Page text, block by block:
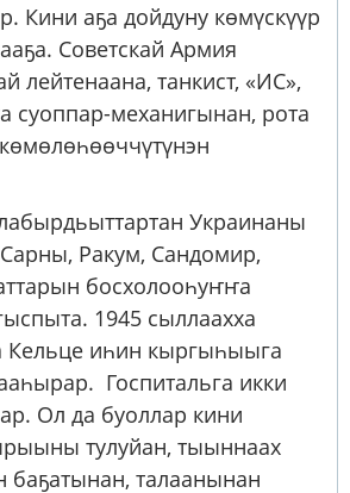
Кини аҕа дойдуну көмүскүүр
Советскай Армия
лейтенаана, танкист, «ИС»,
суоппар-механигынан, рота
Украинаны
Ракум, Сандомир,
босхолооһуҥҥа
1945 сыллаахха
Кельце иһин кыргыһыыга
Госпитальга икки
Ол да буоллар кини
тулуйан, тыыннаах
баҕатынан, талаанынан